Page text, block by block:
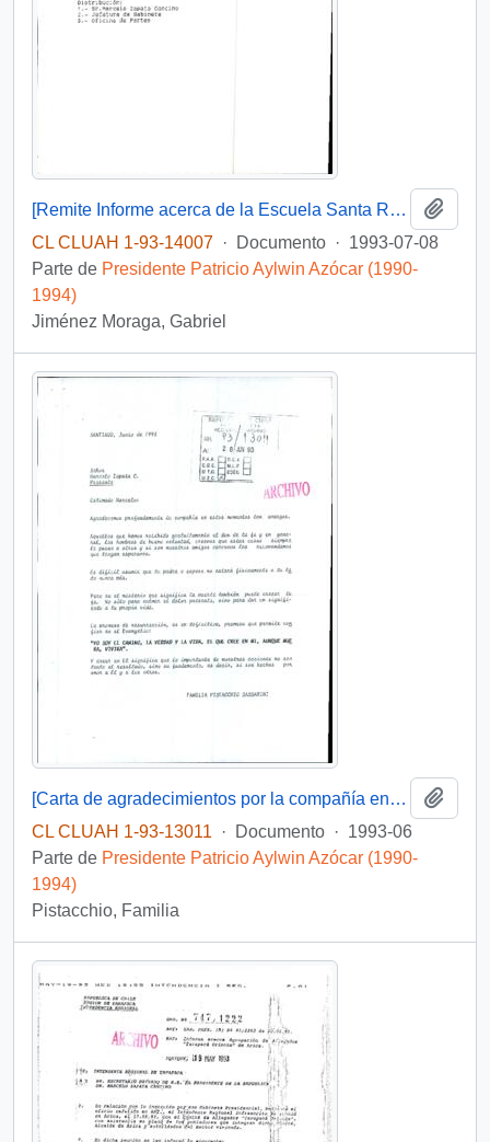
[Remite Informe acerca de la Escuela Santa Rosa de Constitución]
CL CLUAH 1-93-14007 · Documento · 1993-07-08
Parte de Presidente Patricio Aylwin Azócar (1990-
1994)
Jiménez Moraga, Gabriel
[Carta de agradecimientos por la compañía en el fallecimiento de familiar]
CL CLUAH 1-93-13011
· Documento · 1993-06
Parte de Presidente Patricio Aylwin Azócar (1990-
1994)
Pistacchio, Familia